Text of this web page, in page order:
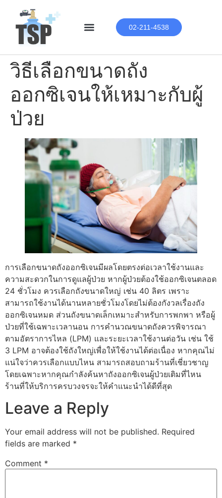
02-211-4538
วิธีเลือกขนาดถัง
ออกซิเจนให้เหมาะกับผู้
ป่วย
การเลือกขนาดถังออกซิเจนมีผลโดยตรงต่อเวลาใช้งานและ
ความสะดวกในการดูแลผู้ป่วย หากผู้ป่วยต้องใช้ออกซิเจนตลอด
24 ชั่วโมง ควรเลือกถังขนาดใหญ่ เช่น 40 ลิตร เพราะ
สามารถใช้งานได้นานหลายชั่วโมงโดยไม่ต้องกังวลเรื่องถัง
ออกซิเจนหมด ส่วนถังขนาดเล็กเหมาะสำหรับการพกพา หรือผู้
ป่วยที่ใช้เฉพาะเวลานอน การคำนวณขนาดถังควรพิจารณา
ตามอัตราการไหล (LPM) และระยะเวลาใช้งานต่อวัน เช่น ใช้
3 LPM อาจต้องใช้ถังใหญ่เพื่อให้ใช้งานได้ต่อเนื่อง หากคุณไม่
แน่ใจว่าควรเลือกแบบไหน สามารถสอบถามร้านที่เชี่ยวชาญ
โดยเฉพาะหากคุณกำลังค้นหาถังออกซิเจนผู้ป่วยเติมที่ไหน
ร้านที่ให้บริการครบวงจรจะให้คำแนะนำได้ดีที่สุด
Leave a Reply
Your email address will not be published. Required
fields are marked *
Comment *